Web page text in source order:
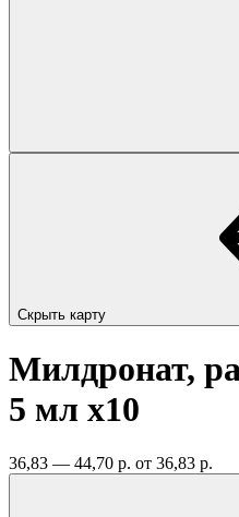
Скрыть карту
Милдронат,
5 мл x10
36,83 — 44,70 р. от 36,83 р.